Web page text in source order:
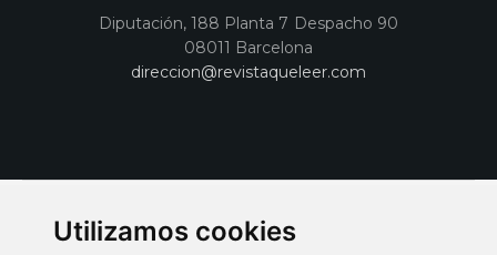
Utilizamos cookies
Diputación, 188 Planta 7 Despacho 90
08011 Barcelona
direccion@revistaqueleer.com